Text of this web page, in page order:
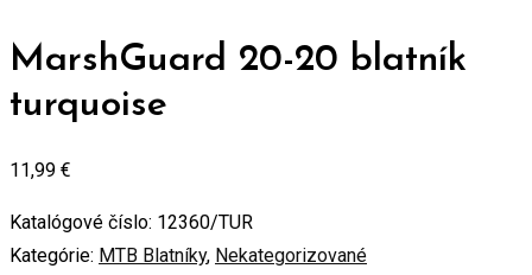
MarshGuard 20-20 blatník
turquoise
11,99 €
Katalógové číslo: 12360/TUR
Kategórie: MTB Blatníky, Nekategorizované